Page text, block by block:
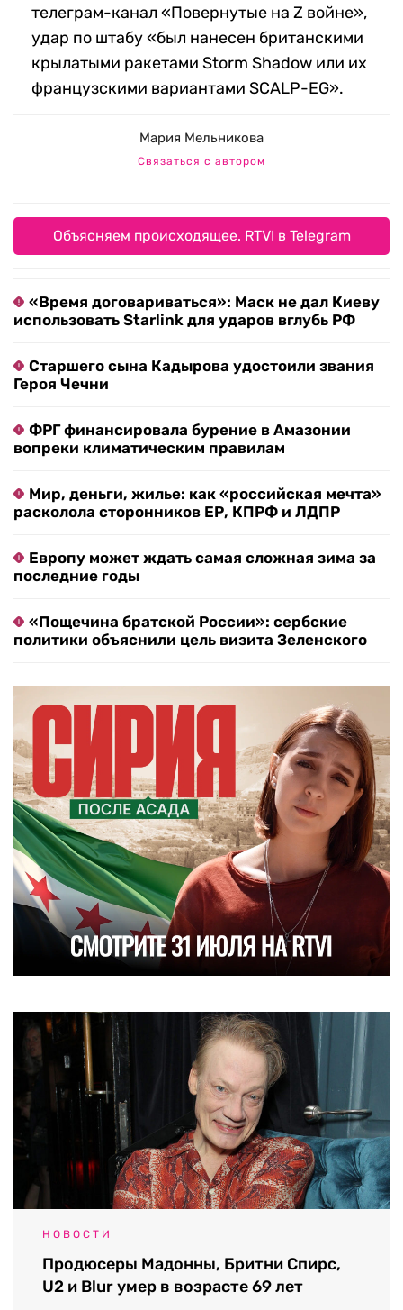
телеграм-канал «Повернутые на Z войне»,
удар по штабу «был нанесен британскими
крылатыми ракетами Storm Shadow или их
французскими вариантами SCALP-EG».
Мария Мельникова
Связаться с автором
Объясняем происходящее. RTVI в Telegram
«Время договариваться»: Маск не дал Киеву
использовать Starlink для ударов вглубь РФ
Старшего сына Кадырова удостоили звания
Героя Чечни
ФРГ финансировала бурение в Амазонии
вопреки климатическим правилам
Мир, деньги, жилье: как «российская мечта»
расколола сторонников ЕР, КПРФ и ЛДПР
Европу может ждать самая сложная зима за
последние годы
«Пощечина братской России»: сербские
политики объяснили цель визита Зеленского
НОВОСТИ
Продюсеры Мадонны, Бритни Спирс,
U2 и Blur умер в возрасте 69 лет